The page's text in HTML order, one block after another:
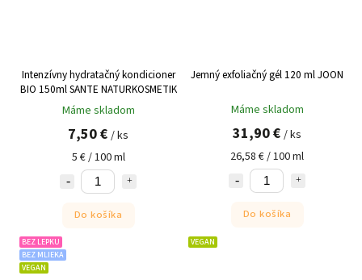
Intenzívny hydratačný kondicioner
BIO 150ml SANTE NATURKOSMETIK
Máme skladom
7,50 € / ks
5 € / 100 ml
Do košíka
Jemný exfoliačný gél 120 ml JOON
Máme skladom
31,90 € / ks
26,58 € / 100 ml
Do košíka
BEZ LEPKU
BEZ MLIEKA
VEGAN
VEGAN